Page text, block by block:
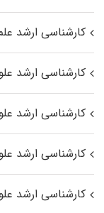
کارشناسی ارشد
کارشناسی ارشد
کارشناسی ارشد
کارشناسی ارشد
کارشناسی ارشد